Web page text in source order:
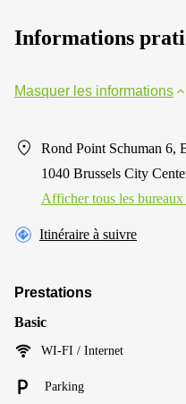
Informations
Masquer les informations
Rond Point Schuman 6,
1040 Brussels City
Afficher tous les
Itinéraire à suivre
Prestations
Basic
WI-FI / Internet
Parking